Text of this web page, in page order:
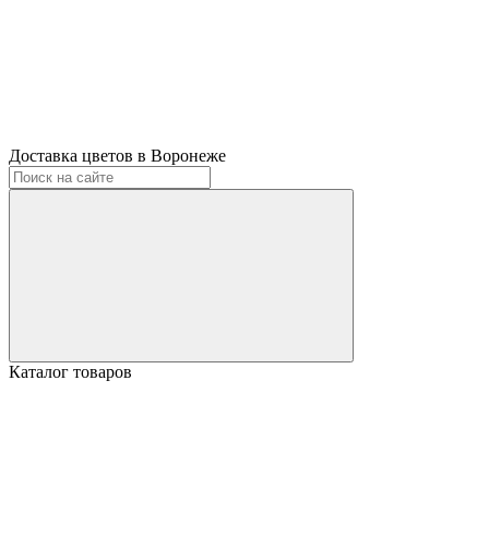
Доставка цветов в Воронеже
Каталог товаров